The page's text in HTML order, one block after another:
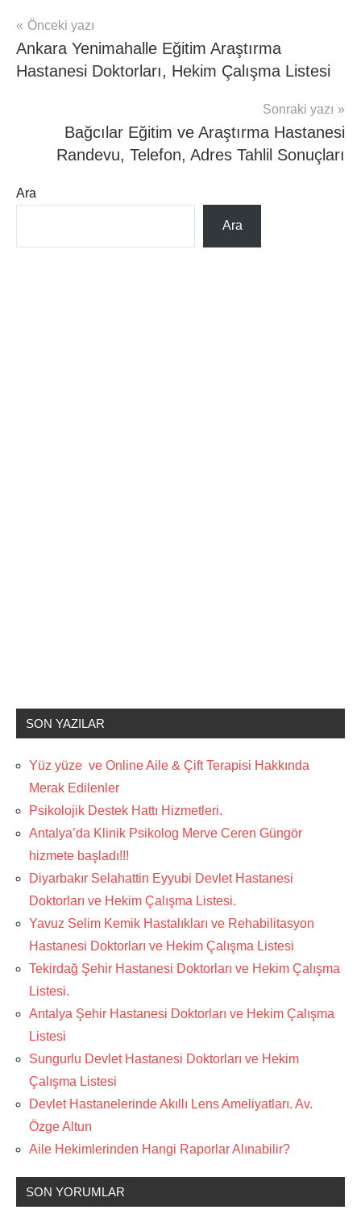
mhrs
Yazı
gezinmesi
Önceki yazı
Ankara Yenimahalle Eğitim Araştırma
Hastanesi Doktorları, Hekim Çalışma Listesi
Sonraki yazı
Bağcılar Eğitim ve Araştırma Hastanesi
Randevu, Telefon, Adres Tahlil Sonuçları
Ara
Ara
SON YAZILAR
Yüz yüze ve Online Aile & Çift Terapisi Hakkında
Merak Edilenler
Psikolojik Destek Hattı Hizmetleri.
Antalya’da Klinik Psikolog Merve Ceren Güngör
hizmete başladı!!!
Diyarbakır Selahattin Eyyubi Devlet Hastanesi
Doktorları ve Hekim Çalışma Listesi.
Yavuz Selim Kemik Hastalıkları ve Rehabilitasyon
Hastanesi Doktorları ve Hekim Çalışma Listesi
Tekirdağ Şehir Hastanesi Doktorları ve Hekim Çalışma
Listesi.
Antalya Şehir Hastanesi Doktorları ve Hekim Çalışma
Listesi
Sungurlu Devlet Hastanesi Doktorları ve Hekim
Çalışma Listesi
Devlet Hastanelerinde Akıllı Lens Ameliyatları. Av.
Özge Altun
Aile Hekimlerinden Hangi Raporlar Alınabilir?
SON YORUMLAR